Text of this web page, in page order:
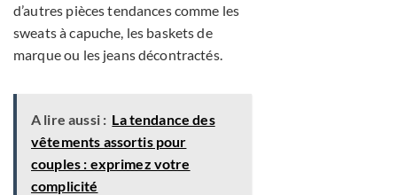
d’autres pièces tendances comme les
sweats à capuche, les baskets de
marque ou les jeans décontractés.
A lire aussi : La tendance des
vêtements assortis pour
couples : exprimez votre
complicité